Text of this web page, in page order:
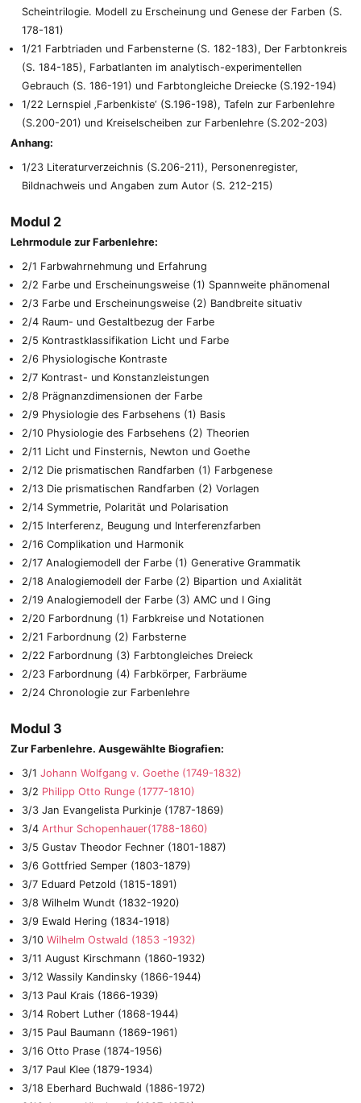
Scheintrilogie. Modell zu Erscheinung und Genese der Farben (S.
178-181)
1/21 Farbtriaden und Farbensterne (S. 182-183), Der Farbtonkreis
(S. 184-185), Farbatlanten im analytisch-experimentellen
Gebrauch (S. 186-191) und Farbtongleiche Dreiecke (S.192-194)
1/22 Lernspiel ‚Farbenkiste‘ (S.196-198), Tafeln zur Farbenlehre
(S.200-201) und Kreiselscheiben zur Farbenlehre (S.202-203)
Anhang:
1/23 Literaturverzeichnis (S.206-211), Personenregister,
Bildnachweis und Angaben zum Autor (S. 212-215)
Modul 2
Lehrmodule zur Farbenlehre:
2/1 Farbwahrnehmung und Erfahrung
2/2 Farbe und Erscheinungsweise (1) Spannweite phänomenal
2/3 Farbe und Erscheinungsweise (2) Bandbreite situativ
2/4 Raum- und Gestaltbezug der Farbe
2/5 Kontrastklassifikation Licht und Farbe
2/6 Physiologische Kontraste
2/7 Kontrast- und Konstanzleistungen
2/8 Prägnanzdimensionen der Farbe
2/9 Physiologie des Farbsehens (1) Basis
2/10 Physiologie des Farbsehens (2) Theorien
2/11 Licht und Finsternis, Newton und Goethe
2/12 Die prismatischen Randfarben (1) Farbgenese
2/13 Die prismatischen Randfarben (2) Vorlagen
2/14 Symmetrie, Polarität und Polarisation
2/15 Interferenz, Beugung und Interferenzfarben
2/16 Complikation und Harmonik
2/17 Analogiemodell der Farbe (1) Generative Grammatik
2/18 Analogiemodell der Farbe (2) Bipartion und Axialität
2/19 Analogiemodell der Farbe (3) AMC und I Ging
2/20 Farbordnung (1) Farbkreise und Notationen
2/21 Farbordnung (2) Farbsterne
2/22 Farbordnung (3) Farbtongleiches Dreieck
2/23 Farbordnung (4) Farbkörper, Farbräume
2/24 Chronologie zur Farbenlehre
Modul 3
Zur Farbenlehre. Ausgewählte Biografien:
3/1Johann Wolfgang v. Goethe (1749-1832)
3/2 Philipp Otto Runge (1777-1810)
3/3 Jan Evangelista Purkinje (1787-1869)
3/4Arthur Schopenhauer(1788-1860)
3/5 Gustav Theodor Fechner (1801-1887)
3/6 Gottfried Semper (1803-1879)
3/7 Eduard Petzold (1815-1891)
3/8 Wilhelm Wundt (1832-1920)
3/9 Ewald Hering (1834-1918)
3/10Wilhelm Ostwald (1853 -1932)
3/11 August Kirschmann (1860-1932)
3/12 Wassily Kandinsky (1866-1944)
3/13 Paul Krais (1866-1939)
3/14 Robert Luther (1868-1944)
3/15 Paul Baumann (1869-1961)
3/16 Otto Prase (1874-1956)
3/17 Paul Klee (1879-1934)
3/18 Eberhard Buchwald (1886-1972)